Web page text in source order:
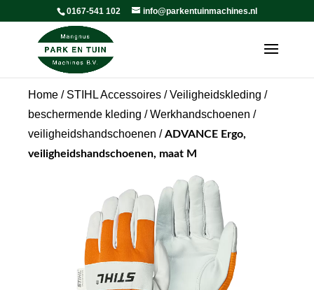
0167-541 102 info@parkentuinmachines.nl
Home / STIHL Accessoires /Veiligheidskleding /
beschermende kleding /Werkhandschoenen /
veiligheidshandschoenen /ADVANCE Ergo,
veiligheidshandschoenen, maat M